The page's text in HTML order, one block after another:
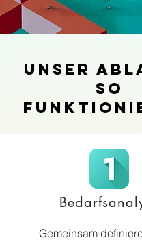
Unser
So
Gemeinsam